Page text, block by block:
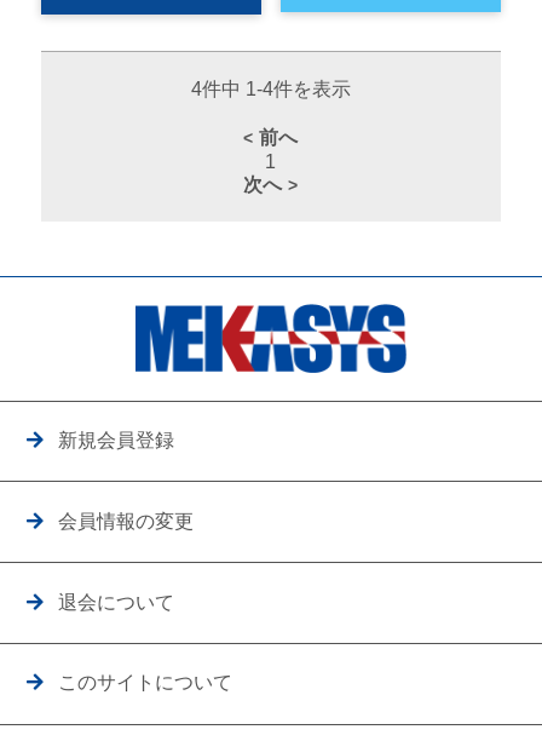
4件中 1-4件を表示
前へ
1
次へ
新規会員登録
会員情報の変更
退会について
このサイトについて